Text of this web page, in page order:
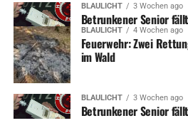
BLAULICHT 3 Wochen ago
Betrunkener Senior
BLAULICHT 4 Wochen ago
Feuerwehr: Zwei
im Wald
BLAULICHT 3 Wochen ago
Betrunkener Senior